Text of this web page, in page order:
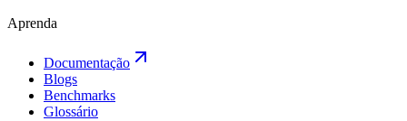
Aprenda
Documentação
Blogs
Benchmarks
Glossário